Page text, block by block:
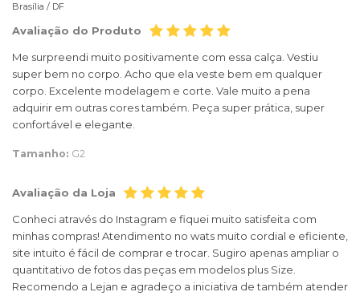
Brasília / DF
Avaliação do Produto
Me surpreendi muito positivamente com essa calça. Vestiu
super bem no corpo. Acho que ela veste bem em qualquer
corpo. Excelente modelagem e corte. Vale muito a pena
adquirir em outras cores também. Peça super prática, super
confortável e elegante.
Tamanho: G2
Avaliação da Loja
Conheci através do Instagram e fiquei muito satisfeita com
minhas compras! Atendimento no wats muito cordial e eficiente,
site intuito é fácil de comprar e trocar. Sugiro apenas ampliar o
quantitativo de fotos das peças em modelos plus Size.
Recomendo a Lejan e agradeço a iniciativa de também atender